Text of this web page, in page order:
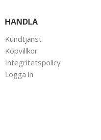
HANDLA
Kundtjänst
Köpvillkor
Integritetspolicy
Logga in